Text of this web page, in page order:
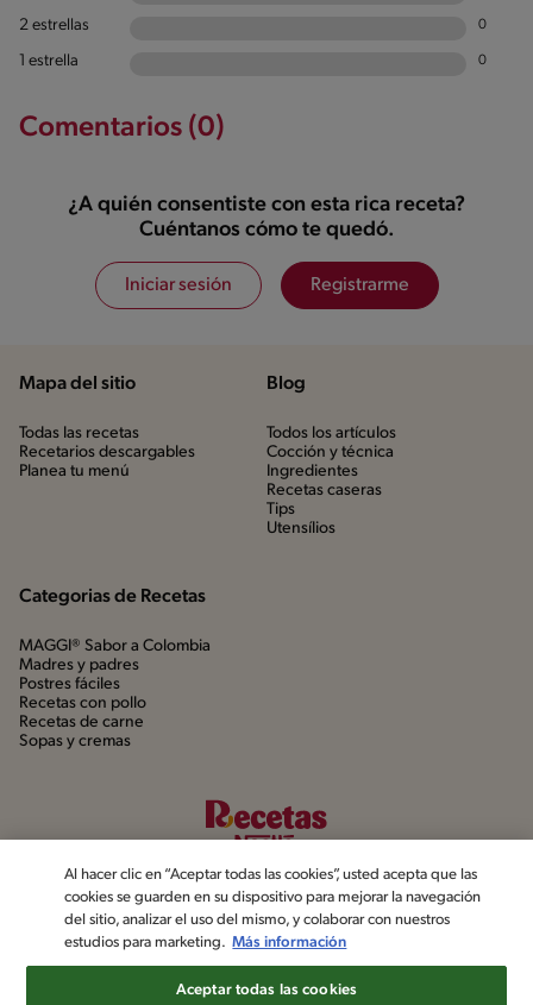
2 estrellas 0
1 estrella 0
Comentarios (0)
¿A quién consentiste con esta rica receta?
Cuéntanos cómo te quedó.
Iniciar sesión Registrarme
Mapa del sitio
Todas las recetas
Recetarios descargables
Planea tu menú
Blog
Todos los artículos
Cocción y técnica
Ingredientes
Recetas caseras
Tips
Utensílios
Categorias de Recetas
MAGGI® Sabor a Colombia
Madres y padres
Postres fáciles
Recetas con pollo
Recetas de carne
Sopas y cremas
©2022, Nestlé. Marcas registradas por Société dels Produits Nestlé,
Al hacer clic en “Aceptar todas las cookies”, usted acepta que las
cookies se guarden en su dispositivo para mejorar la navegación
del sitio, analizar el uso del mismo, y colaborar con nuestros
estudios para marketing. Más información
Aceptar todas las cookies